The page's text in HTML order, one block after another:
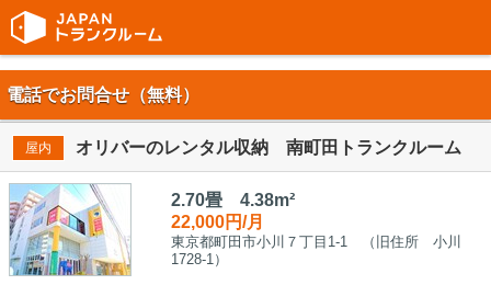
電話でお問合せ（無料）
屋内 オリバーのレンタル収納 南町田トランクルーム
2.70畳 4.38m²
22,000円/月
東京都町田市小川７丁目1-1 （旧住所 小川
1728-1）